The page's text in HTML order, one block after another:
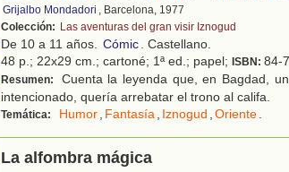
Grijalbo Mondadori , Barcelona, 1977
Colección: Las aventuras del gran visir Iznogud
De 10 a 11 años. Cómic. Castellano.
48 p.; 22x29 cm.; cartoné; 1ª ed.; papel; ISBN: 84-
Resumen:
Cuenta la leyenda que, en Bagdad,
intencionado, quería arrebatar el trono al califa.
Temática: Humor, Fantasía, Iznogud ,Oriente.
La alfombra mágica